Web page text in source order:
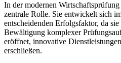
In der modernen
zentrale Rolle. Sie entwickelt sich
entscheidenden Erfolgsfaktor, da
Bewältigung komplexer
eröffnet, innovative
erschließen.